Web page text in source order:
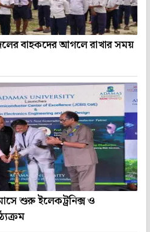
বাহকদের আগলে রাখার সময়
শুরু ইলেকট্রনিক্স ও